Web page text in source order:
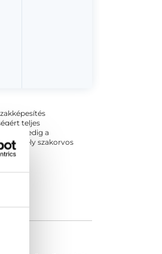
teljes
pedig a
bármely szakorvos